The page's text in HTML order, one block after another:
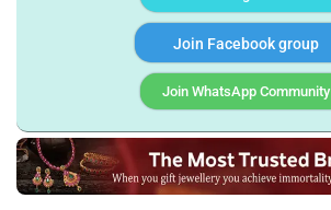
Join Facebook group
Join WhatsApp Community